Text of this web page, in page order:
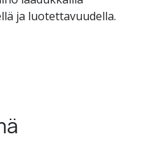
ja luotettavuudella.